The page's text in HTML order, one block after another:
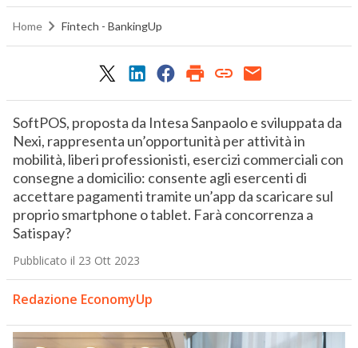
Home Fintech - BankingUp
SoftPOS, proposta da Intesa Sanpaolo e sviluppata da
Nexi, rappresenta un’opportunità per attività in
mobilità, liberi professionisti, esercizi commerciali con
consegne a domicilio: consente agli esercenti di
accettare pagamenti tramite un’app da scaricare sul
proprio smartphone o tablet. Farà concorrenza a
Satispay?
Pubblicato il 23 Ott 2023
Redazione EconomyUp